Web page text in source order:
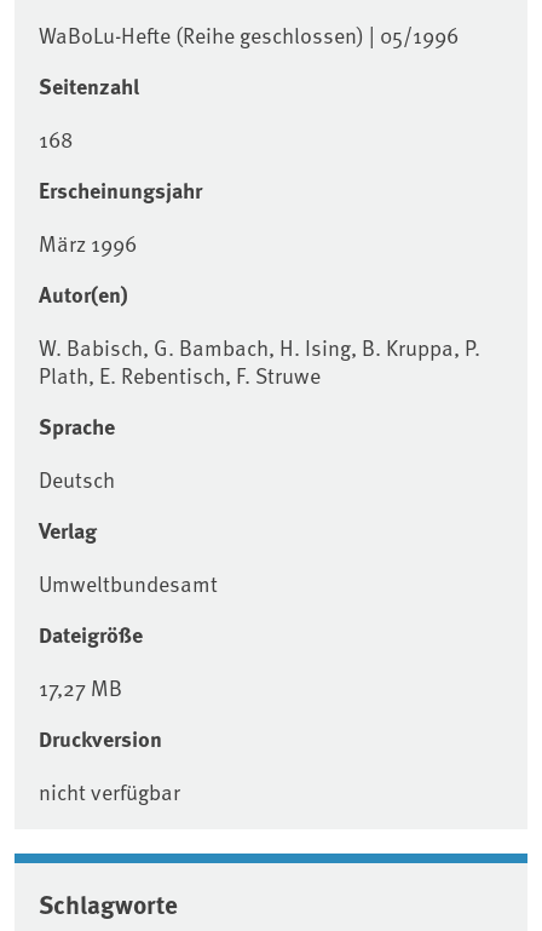
WaBoLu-Hefte (Reihe geschlossen) | 05/1996
Seitenzahl
168
Erscheinungsjahr
März 1996
Autor(en)
W. Babisch, G. Bambach, H. Ising, B. Kruppa, P.
Plath, E. Rebentisch, F. Struwe
Sprache
Deutsch
Verlag
Umweltbundesamt
Dateigröße
17,27 MB
Druckversion
nicht verfügbar
Schlagworte